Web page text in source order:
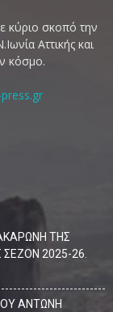
κύριο σκοπό την
Αττικής και
κόσμο.
ΤΗΣ
ΣΕΖΟΝ 2025-26.
ΑΝΤΩΝΗ